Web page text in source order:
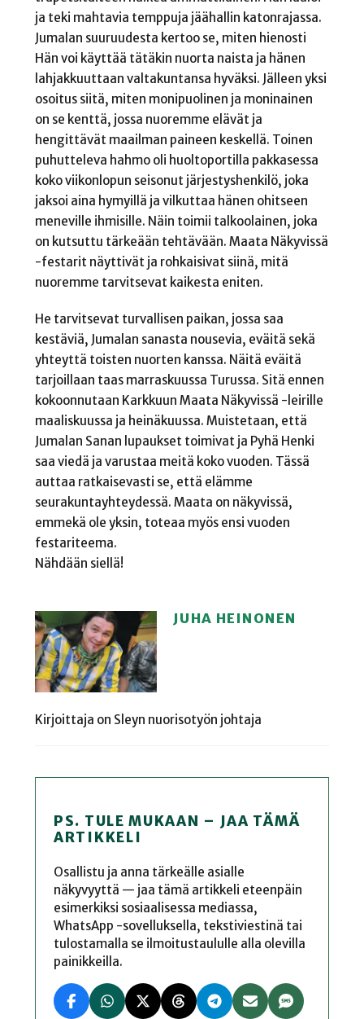
ja teki mahtavia temppuja jäähallin katonrajassa.
Jumalan suuruudesta kertoo se, miten hienosti
Hän voi käyttää tätäkin nuorta naista ja hänen
lahjakkuuttaan valtakuntansa hyväksi. Jälleen yksi
osoitus siitä, miten monipuolinen ja moninainen
on se kenttä, jossa nuoremme elävät ja
hengittävät maailman paineen keskellä. Toinen
puhutteleva hahmo oli huoltoportilla pakkasessa
koko viikonlopun seisonut järjestyshenkilö, joka
jaksoi aina hymyillä ja vilkuttaa hänen ohitseen
meneville ihmisille. Näin toimii talkoolainen, joka
on kutsuttu tärkeään tehtävään. Maata Näkyvissä
-festarit näyttivät ja rohkaisivat siinä, mitä
nuoremme tarvitsevat kaikesta eniten.
He tarvitsevat turvallisen paikan, jossa saa
kestäviä, Jumalan sanasta nousevia, eväitä sekä
yhteyttä toisten nuorten kanssa. Näitä eväitä
tarjoillaan taas marraskuussa Turussa. Sitä ennen
kokoonnutaan Karkkuun Maata Näkyvissä -leirille
maaliskuussa ja heinäkuussa. Muistetaan, että
Jumalan Sanan lupaukset toimivat ja Pyhä Henki
saa viedä ja varustaa meitä koko vuoden. Tässä
auttaa ratkaisevasti se, että elämme
seurakuntayhteydessä. Maata on näkyvissä,
emmekä ole yksin, toteaa myös ensi vuoden
festariteema.
Nähdään siellä!
JUHA HEINONEN
Kirjoittaja on Sleyn nuorisotyön johtaja
PS. TULE MUKAAN – JAA TÄMÄ
ARTIKKELI
Osallistu ja anna tärkeälle asialle
näkyvyyttä — jaa tämä artikkeli eteenpäin
esimerkiksi sosiaalisessa mediassa,
WhatsApp -sovelluksella, tekstiviestinä tai
tulostamalla se ilmoitustaululle alla olevilla
painikkeilla.